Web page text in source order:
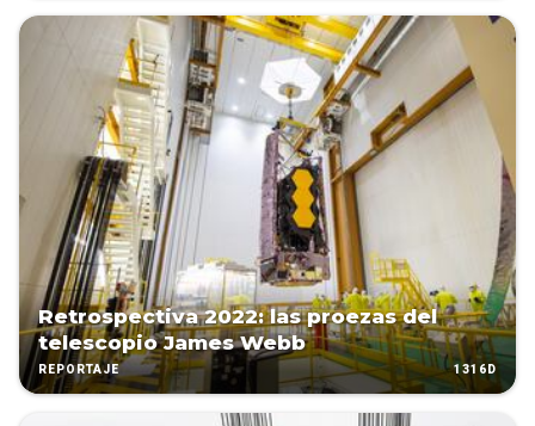
Retrospectiva 2022: las proezas del
telescopio James Webb
REPORTAJE 1316D